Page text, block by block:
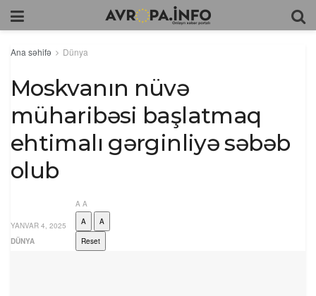
Ana səhifə Dünya
Moskvanın nüvə
müharibəsi başlatmaq
ehtimalı gərginliyə səbəb
olub
YANVAR 4, 2025
DÜNYA
A A
A
A
Reset